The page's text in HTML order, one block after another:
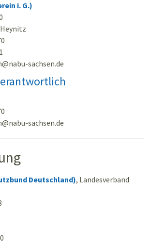
i. G.)
@nabu-sachsen.de
@nabu-sachsen.de
Deutschland), Landesverband